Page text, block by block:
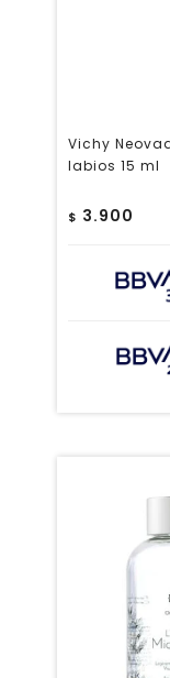
Vichy
labios 15 ml
$ 3.900